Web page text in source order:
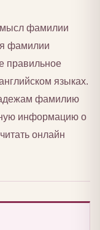
фамилии
фамилии
правильное
языках.
фамилию
информацию о
онлайн